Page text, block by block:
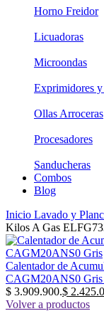
Horno Freidor
Licuadoras
Microondas
Exprimidores
Ollas Arroceras
Procesadores
Sanducheras
Combos
Blog
Inicio Lavado y
Kilos A Gas
Calentador de
CAGM20ANS0 Gris
$ 3.909.900.$
Volver a productos